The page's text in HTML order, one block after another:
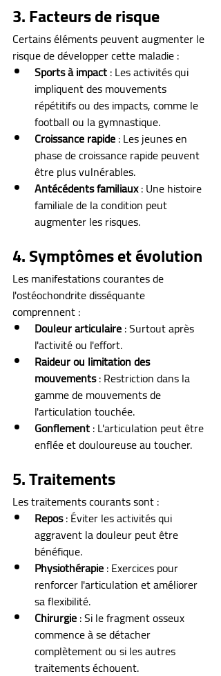
3. Facteurs de risque
Certains éléments peuvent augmenter le
risque de développer cette maladie :
Sports à impact : Les activités qui
impliquent des mouvements
répétitifs ou des impacts, comme le
football ou la gymnastique.
Croissance rapide : Les jeunes en
phase de croissance rapide peuvent
être plus vulnérables.
Antécédents familiaux : Une histoire
familiale de la condition peut
augmenter les risques.
4. Symptômes et évolution
Les manifestations courantes de
l'ostéochondrite disséquante
comprennent :
Douleur articulaire : Surtout après
l'activité ou l'effort.
Raideur ou limitation des
mouvements : Restriction dans la
gamme de mouvements de
l'articulation touchée.
Gonflement : L'articulation peut être
enflée et douloureuse au toucher.
5. Traitements
Les traitements courants sont :
Repos : Éviter les activités qui
aggravent la douleur peut être
bénéfique.
Physiothérapie : Exercices pour
renforcer l'articulation et améliorer
sa flexibilité.
Chirurgie : Si le fragment osseux
commence à se détacher
complètement ou si les autres
traitements échouent.